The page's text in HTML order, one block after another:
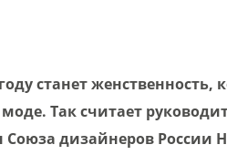
станет женственность,
Так считает
дизайнеров России